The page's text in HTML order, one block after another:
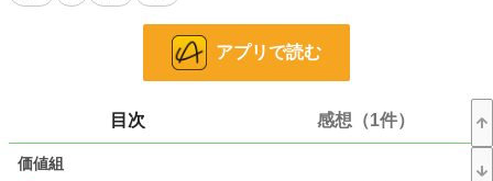
2024.09.01 21:29
週間ポイント
アプリで読む
目次 感想（1件）
価値組